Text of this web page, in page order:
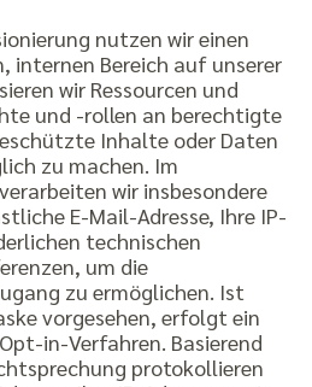
nutzen wir einen
internen Bereich auf unserer
wir Ressourcen und
und -rollen an berechtigte
Inhalte oder Daten
zu machen. Im
wir insbesondere
E-Mail-Adresse, Ihre IP-
technischen
um die
zu ermöglichen. Ist
vorgesehen, erfolgt ein
in-Verfahren. Basierend
protokollieren